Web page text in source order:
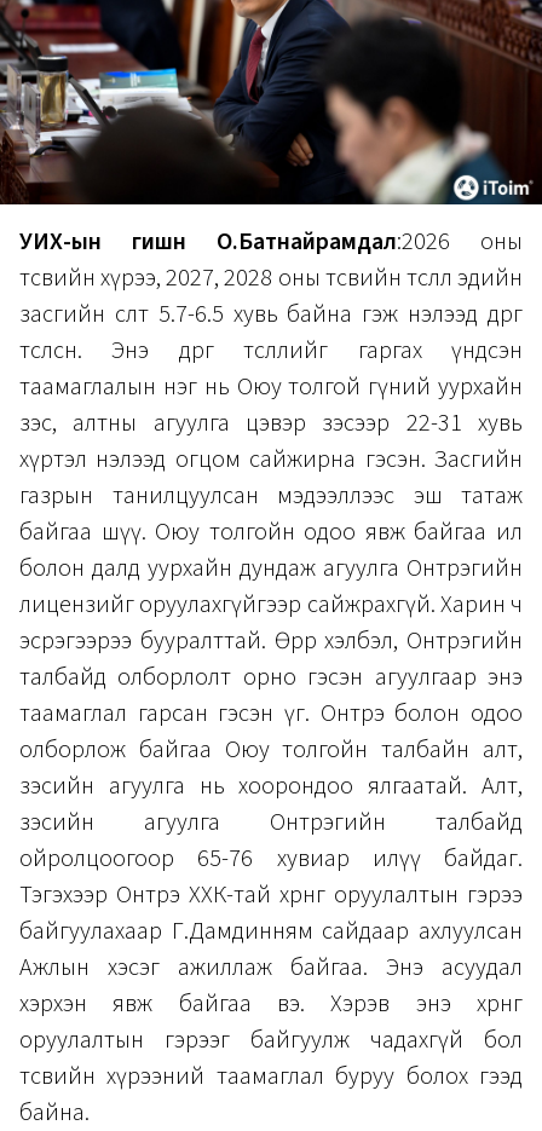
УИХ-ын гишүүн О.Батнайрамдал:2026 оны
төсвийн хүрээ, 2027, 2028 оны төсвийн төсөөллөө эдийн
засгийн өсөлт 5.7-6.5 хувь байна гэж нэлээд өөдрөг
төсөөлсөн. Энэ өөдрөг төсөөллийг гаргах үндсэн
таамаглалын нэг нь Оюу толгой гүний уурхайн
зэс, алтны агуулга цэвэр зэсээр 22-31 хувь
хүртэл нэлээд огцом сайжирна гэсэн. Засгийн
газрын танилцуулсан мэдээллээс эш татаж
байгаа шүү. Оюу толгойн одоо явж байгаа ил
болон далд уурхайн дундаж агуулга Онтрэгийн
лицензийг оруулахгүйгээр сайжрахгүй. Харин ч
эсрэгээрээ бууралттай. Өөрөөр хэлбэл, Онтрэгийн
талбайд олборлолт орно гэсэн агуулгаар энэ
таамаглал гарсан гэсэн үг. Онтрэ болон одоо
олборлож байгаа Оюу толгойн талбайн алт,
зэсийн агуулга нь хоорондоо ялгаатай. Алт,
зэсийн агуулга Онтрэгийн талбайд
ойролцоогоор 65-76 хувиар илүү байдаг.
Тэгэхээр Онтрэ ХХК-тай хөрөнгө оруулалтын гэрээ
байгуулахаар Г.Дамдинням сайдаар ахлуулсан
Ажлын хэсэг ажиллаж байгаа. Энэ асуудал
хэрхэн явж байгаа вэ. Хэрэв энэ хөрөнгө
оруулалтын гэрээг байгуулж чадахгүй бол
төсвийн хүрээний таамаглал буруу болох гээд
байна.